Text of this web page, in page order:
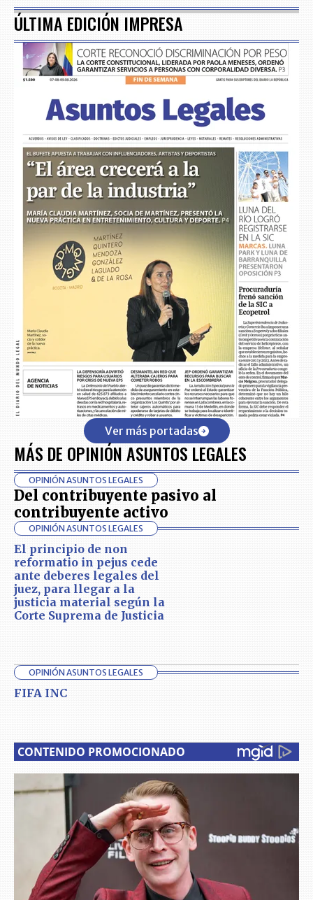
ÚLTIMA EDICIÓN IMPRESA
Ver más portadas
MÁS DE OPINIÓN ASUNTOS LEGALES
OPINIÓN ASUNTOS LEGALES
Del contribuyente pasivo al
contribuyente activo
OPINIÓN ASUNTOS LEGALES
El principio de non
reformatio in pejus cede
ante deberes legales del
juez, para llegar a la
justicia material según la
Corte Suprema de Justicia
OPINIÓN ASUNTOS LEGALES
FIFA INC